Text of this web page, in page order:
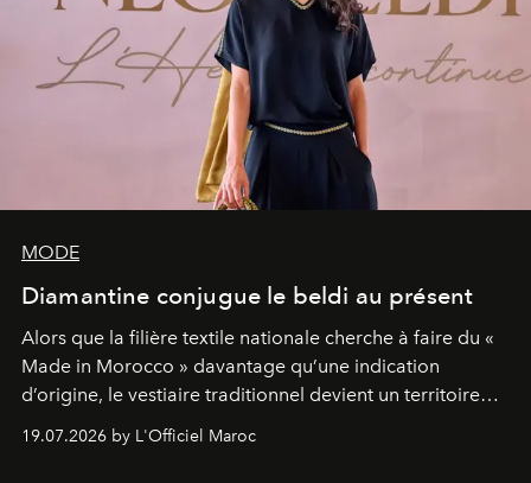
MODE
Diamantine conjugue le beldi au présent
Alors que la filière textile nationale cherche à faire du «
Made in Morocco » davantage qu’une indication
d’origine, le vestiaire traditionnel devient un territoire
d’expérimentation. Avec Néo Beldi, Diamantine en
révise les proportions et les usages pour l’inscrire dans
19.07.2026 by L'Officiel Maroc